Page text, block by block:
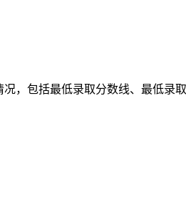
，包括最低录取分数线、最低录